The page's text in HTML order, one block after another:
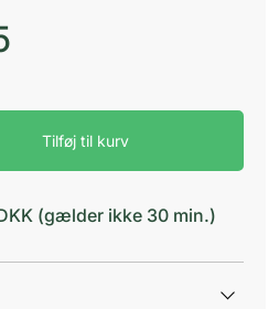
Tilføj til kurv
(gælder ikke 30 min.)